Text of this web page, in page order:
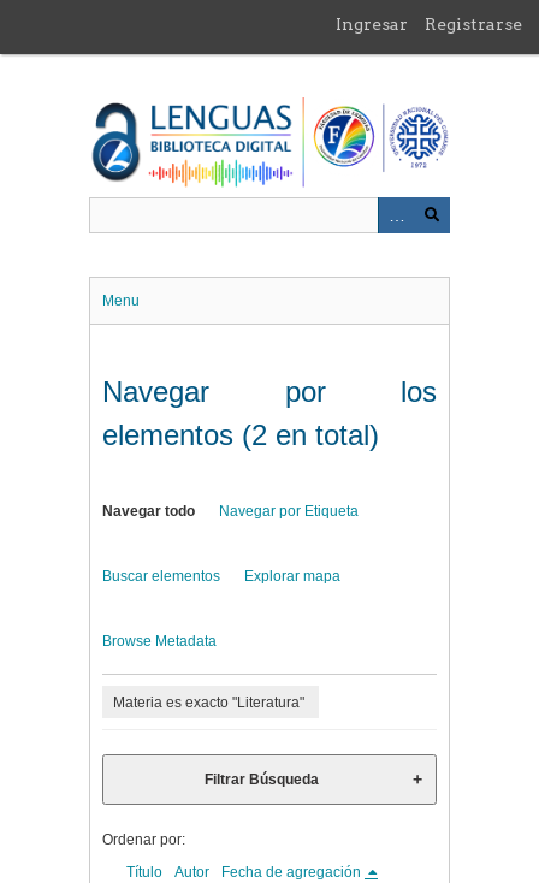
contenido
Ingresar Registrarse
Menu
Navegar por los
elementos (2 en total)
Navegar todo Navegar por Etiqueta
Buscar elementos Explorar mapa
Browse Metadata
Materia es exacto "Literatura"
Filtrar Búsqueda
Ordenar por:
Título
Autor Fecha de agregación